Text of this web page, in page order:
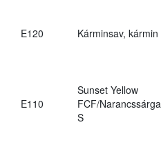
E120 Kárminsav, kármin
E110
Sunset Yellow
FCF/Narancssárga
S